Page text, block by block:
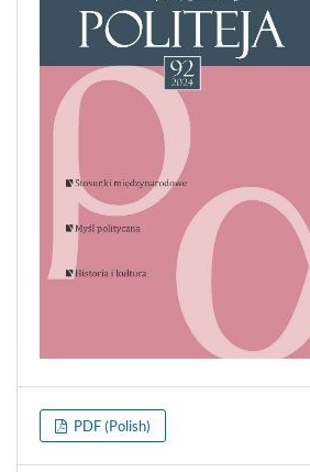
PDF (Polish)